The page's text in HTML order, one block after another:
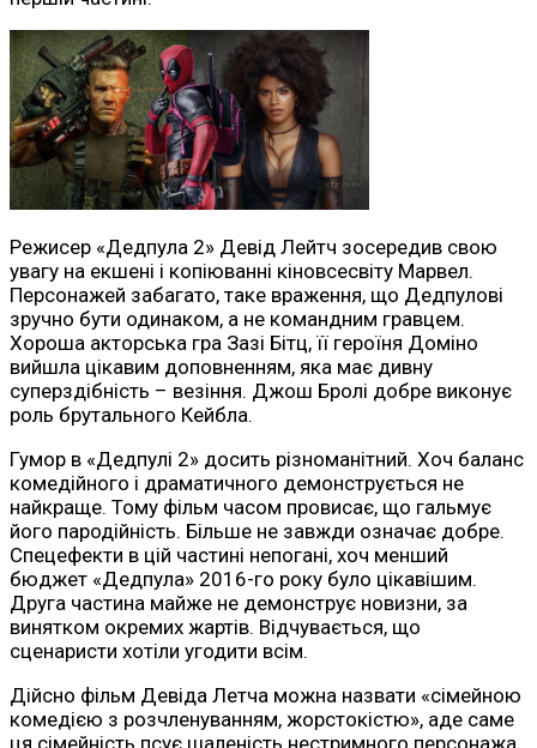
Режисер «Дедпула 2» Девід Лейтч зосередив свою
увагу на екшені і копіюванні кіновсесвіту Марвел.
Персонажей забагато, таке враження, що Дедпулові
зручно бути одинаком, а не командним гравцем.
Хороша акторська гра Зазі Бітц, її героїня Доміно
вийшла цікавим доповненням, яка має дивну
суперздібність – везіння. Джош Бролі добре виконує
роль брутального Кейбла.
Гумор в «Дедпулі 2» досить різноманітний. Хоч баланс
комедійного і драматичного демонструється не
найкраще. Тому фільм часом провисає, що гальмує
його пародійність. Більше не завжди означає добре.
Спецефекти в цій частині непогані, хоч менший
бюджет «Дедпула» 2016-го року було цікавішим.
Друга частина майже не демонструє новизни, за
винятком окремих жартів. Відчувається, що
сценаристи хотіли угодити всім.
Дійсно фільм Девіда Летча можна назвати «сімейною
комедією з розчленуванням, жорстокістю», аде саме